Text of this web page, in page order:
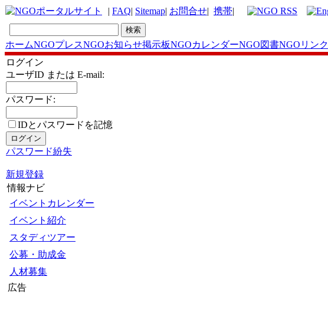
| FAQ| Sitemap| お問合せ| 携帯|
ホームNGOプレスNGOお知らせ掲示板NGOカレンダーNGO図書NGOリンク
ログイン
ユーザID または E-mail:
パスワード:
IDとパスワードを記憶
パスワード紛失
新規登録
情報ナビ
イベントカレンダー
イベント紹介
スタディツアー
公募・助成金
人材募集
広告